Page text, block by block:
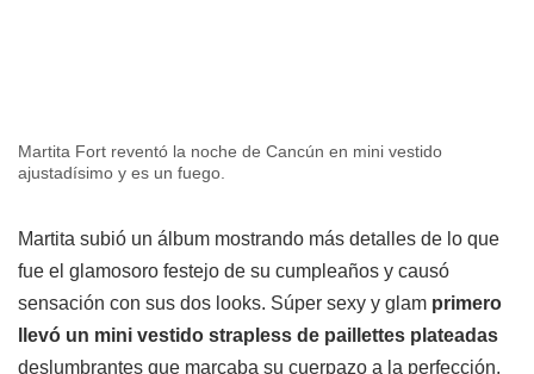
Martita Fort reventó la noche de Cancún en mini vestido
ajustadísimo y es un fuego.
Martita subió un álbum mostrando más detalles de lo que
fue el glamosoro festejo de su cumpleaños y causó
sensación con sus dos looks. Súper sexy y glam primero
llevó un mini vestido strapless de paillettes plateadas
deslumbrantes que marcaba su cuerpazo a la perfección.